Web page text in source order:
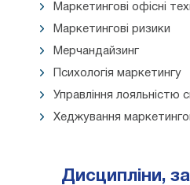
Маркетингові офісні
Маркетингові ризики
Мерчандайзинг
Психологія маркетингу
Управління лояльністю
Хеджування
Дисципліни,